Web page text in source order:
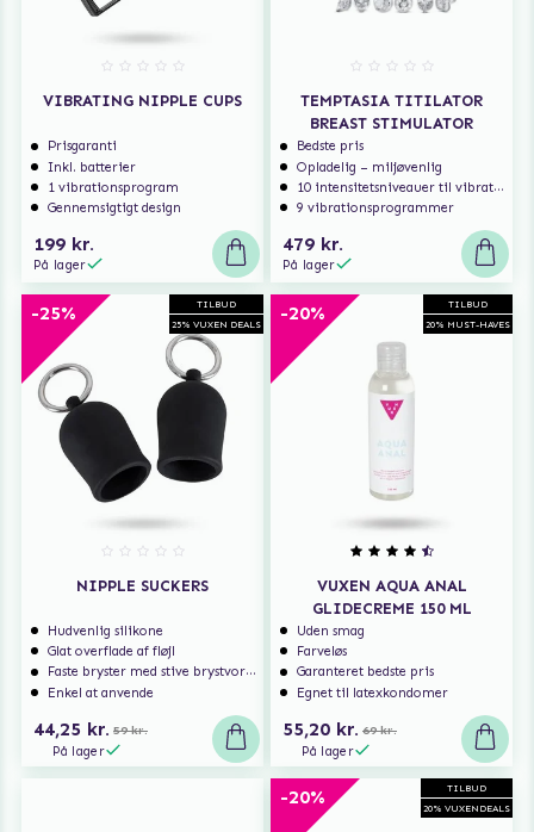
VIBRATING NIPPLE CUPS
Prisgaranti
Inkl. batterier
1 vibrationsprogram
Gennemsigtigt design
199 kr.
På lager
TEMPTASIA TITILATOR
BREAST STIMULATOR
Bedste pris
Opladelig – miljøvenlig
10 intensitetsniveauer til vibrationsstyrke
9 vibrationsprogrammer
479 kr.
På lager
TILBUD
25% VUXEN DEALS
-25%
NIPPLE SUCKERS
Hudvenlig silikone
Glat overflade af fløjl
Faste bryster med stive brystvorter
Enkel at anvende
44,25 kr. 59 kr.
På lager
TILBUD
20% MUST-HAVES
-20%
VUXEN AQUA ANAL
GLIDECREME 150 ML
Uden smag
Farveløs
Garanteret bedste pris
Egnet til latexkondomer
55,20 kr. 69 kr.
På lager
TILBUD
20% VUXENDEALS
-20%